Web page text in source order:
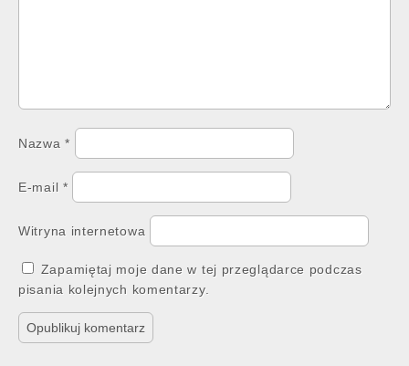
Nazwa*
E-mail *
Witryna internetowa
Zapamiętaj moje dane w tej przeglądarce podczas
pisania kolejnych komentarzy.